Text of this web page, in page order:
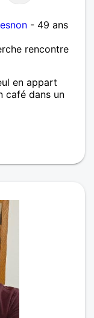
- 49 ans
rencontre
en appart
café dans un